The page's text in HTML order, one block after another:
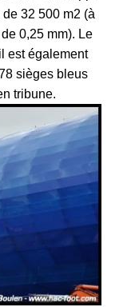
32 500 m2 (à
0,25 mm). Le
est également
sièges bleus
tribune.